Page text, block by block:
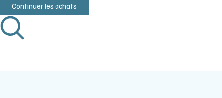
Continuer les achats